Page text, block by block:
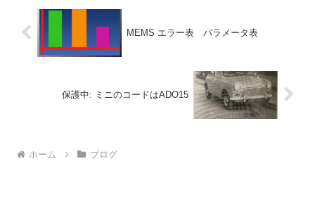
MEMS エラー表 パラメータ表
保護中: ミニのコードはADO15
ホーム ブログ